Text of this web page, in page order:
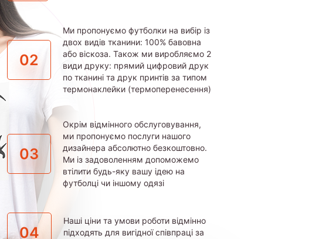
02
Ми пропонуємо футболки на вибір із
двох видів тканини: 100% бавовна
або віскоза. Також ми виробляємо 2
види друку: прямий цифровий друк
по тканині та друк принтів за типом
термонаклейки (термоперенесення)
03
Окрім відмінного обслуговування,
ми пропонуємо послуги нашого
дизайнера абсолютно безкоштовно.
Ми із задоволенням допоможемо
втілити будь-яку вашу ідею на
футболці чи іншому одязі
04
Наші ціни та умови роботи відмінно
підходять для вигідної співпраці за